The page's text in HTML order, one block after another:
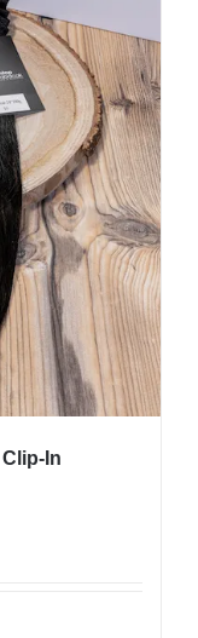
In